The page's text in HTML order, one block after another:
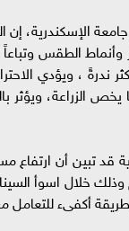
الإسكندرية، إن
وأنماط الطقس
ندرةً ، ويؤدي
يخص الزراعة،
قد تبين أن ارتفاع
عروس البحر لا
أكفىء للتعامل